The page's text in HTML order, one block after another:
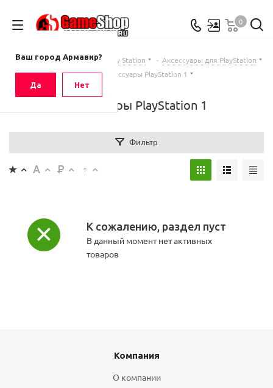
Ваш город Армавир?
Да Нет
0
Главная - Каталог - Sony Play Station - Аксессуары для PlayStation
- Аксессуары PlayStation 1
Аксессуары PlayStation 1
Фильтр
К сожалению, раздел пуст
В данный момент нет активных
товаров
Компания
О компании